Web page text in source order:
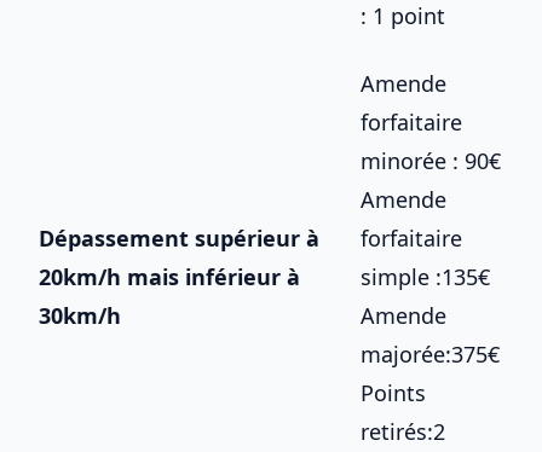
: 1 point
Dépassement supérieur à
20km/h mais inférieur à
30km/h
Amende
forfaitaire
minorée : 90€
Amende
forfaitaire
simple :135€
Amende
majorée:375€
Points
retirés:2